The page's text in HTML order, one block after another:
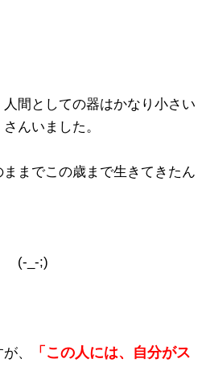
間としての器はかなり小さい
んいました。
までこの歳まで生きてきたん
(-_-;)
、
「この人には、自分がス